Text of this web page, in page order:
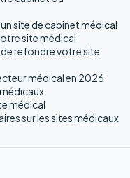
site de cabinet médical
site médical
refondre votre site
médical en 2026
médical
sur les sites médicaux